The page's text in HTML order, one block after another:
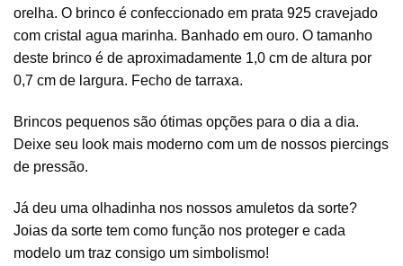
orelha. O brinco é confeccionado em prata 925 cravejado
com cristal agua marinha. Banhado em ouro. O tamanho
deste brinco é de aproximadamente 1,0 cm de altura por
0,7 cm de largura. Fecho de tarraxa.
Brincos pequenos são ótimas opções para o dia a dia.
Deixe seu look mais moderno com um de nossos piercings
de pressão.
Já deu uma olhadinha nos nossos amuletos da sorte?
Joias da sorte tem como função nos proteger e cada
modelo um traz consigo um simbolismo!